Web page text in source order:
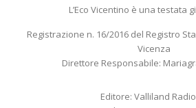
L’Eco Vicentino è una testata
Registrazione n. 16/2016 del Registro
Vicenza
Direttore Responsabile:
Editore: Valliland